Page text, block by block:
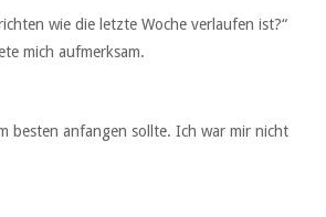
wie die letzte Woche verlaufen ist?“
mich aufmerksam.
besten anfangen sollte. Ich war mir nicht